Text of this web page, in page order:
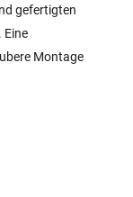
gefertigten
Eine
Montage